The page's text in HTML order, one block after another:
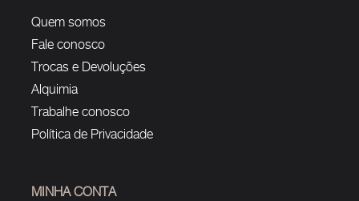
Quem somos
Fale conosco
Trocas e Devoluções
Alquimia
Trabalhe conosco
Política de Privacidade
MINHA CONTA